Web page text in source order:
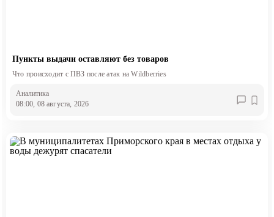
Пункты выдачи оставляют без товаров
Что происходит с ПВЗ после атак на Wildberries
Аналитика
08:00, 08 августа, 2026